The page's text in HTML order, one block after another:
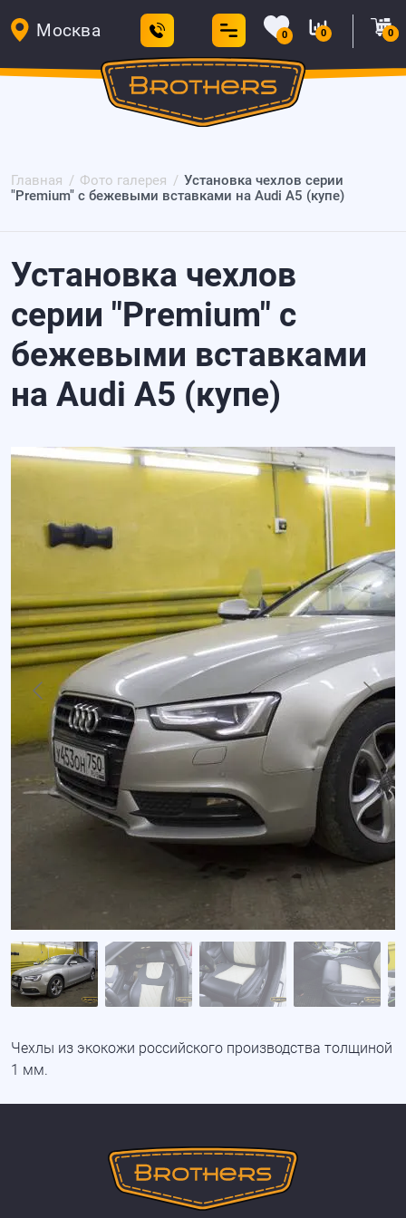
Москва 0 0 0
Главная Фото галерея
Установка чехлов серии
"Premium" с бежевыми вставками на Audi A5 (купе)
Установка чехлов
серии "Premium" с
бежевыми вставками
на Audi A5 (купе)
Чехлы из экокожи российского производства толщиной
1 мм.